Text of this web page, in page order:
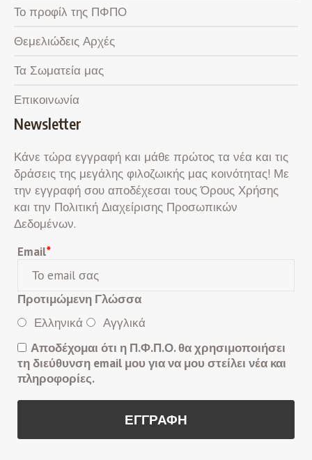
Το προφίλ της ΠΦΠΟ
Θεμελιώδεις Αρχές
Τα Σωματεία μας
Επικοινωνία
Newsletter
Κάνε τώρα εγγραφή και μάθε πρώτος τα νέα και τις
δράσεις της μεγάλης φιλοζωικής μας κοινότητας! Με
την εγγραφή σου αποδέχεσαι τους Όρους Χρήσης
και την Πολιτική Διαχείρισης Προσωπικών
Δεδομένων.
Email*
Προτιμώμενη Γλώσσα
Ελληνικά
Αγγλικά
Αποδέχομαι ότι η Π.Φ.Π.Ο. θα χρησιμοποιήσει
τη διεύθυνση email μου για να μου στείλει νέα και
πληροφορίες.